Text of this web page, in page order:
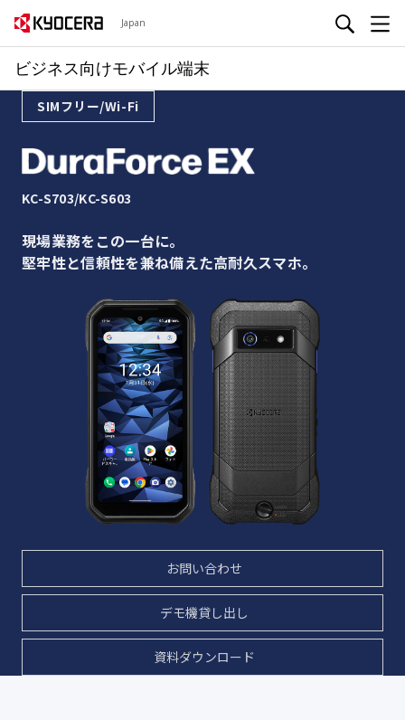
Japan
ビジネス向けモバイル端末
SIMフリー/Wi-Fi
KC-S703/KC-S603
現場業務をこの一台に。
堅牢性と信頼性を兼ね備えた高耐久スマホ。
お問い合わせ
デモ機貸し出し
資料ダウンロード